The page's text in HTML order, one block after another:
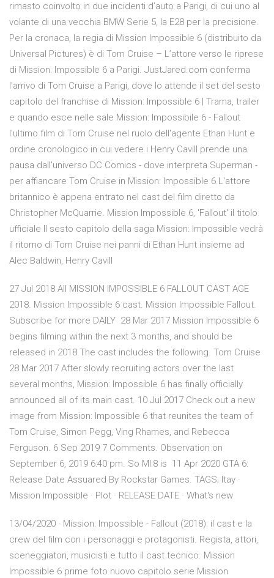
rimasto coinvolto in due incidenti d’auto a Parigi, di cui uno al
volante di una vecchia BMW Serie 5, la E28 per la precisione.
Per la cronaca, la regia di Mission Impossible 6 (distribuito da
Universal Pictures) è di Tom Cruise – L’attore verso le riprese
di Mission: Impossible 6 a Parigi. JustJared.com conferma
l'arrivo di Tom Cruise a Parigi, dove lo attende il set del sesto
capitolo del franchise di Mission: Impossible 6 | Trama, trailer
e quando esce nelle sale Mission: Impossibile 6 - Fallout
l'ultimo film di Tom Cruise nel ruolo dell'agente Ethan Hunt e
ordine cronologico in cui vedere i Henry Cavill prende una
pausa dall'universo DC Comics - dove interpreta Superman -
per affiancare Tom Cruise in Mission: Impossible 6.L'attore
britannico è appena entrato nel cast del film diretto da
Christopher McQuarrie. Mission Impossible 6, 'Fallout' il titolo
ufficiale Il sesto capitolo della saga Mission: Impossible vedrà
il ritorno di Tom Cruise nei panni di Ethan Hunt insieme ad
Alec Baldwin, Henry Cavill
27 Jul 2018 All MISSION IMPOSSIBLE 6 FALLOUT CAST AGE
2018. Mission Impossible 6 cast. Mission Impossible Fallout.
Subscribe for more DAILY 28 Mar 2017 Mission Impossible 6
begins filming within the next 3 months, and should be
released in 2018.The cast includes the following. Tom Cruise
28 Mar 2017 After slowly recruiting actors over the last
several months, Mission: Impossible 6 has finally officially
announced all of its main cast. 10 Jul 2017 Check out a new
image from Mission: Impossible 6 that reunites the team of
Tom Cruise, Simon Pegg, Ving Rhames, and Rebecca
Ferguson. 6 Sep 2019 7 Comments. Observation on
September 6, 2019 6:40 pm. So MI:8 is 11 Apr 2020 GTA 6:
Release Date Assuared By Rockstar Games. TAGS; Itay ·
Mission Impossible · Plot · RELEASE DATE · What's new
13/04/2020 · Mission: Impossible - Fallout (2018): il cast e la
crew del film con i personaggi e protagonisti. Regista, attori,
sceneggiatori, musicisti e tutto il cast tecnico. Mission
Impossible 6 prime foto nuovo capitolo serie Mission